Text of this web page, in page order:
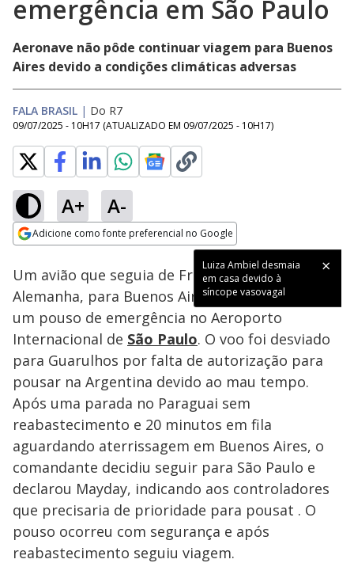
emergência em São Paulo
Aeronave não pôde continuar viagem para Buenos
Aires devido a condições climáticas adversas
FALA BRASIL | Do R7
09/07/2025 - 10H17 (ATUALIZADO EM 09/07/2025 - 10H17)
A+ A-
Adicione como fonte preferencial no Google
Luiza Ambiel desmaia
em casa devido à
síncope vasovagal
Ativar
100.00%
Um avião que seguia de Frankfurt, na
Alemanha, para Buenos Aires, na Argentina, fez
um pouso de emergência no Aeroporto
Internacional de São Paulo. O voo foi desviado
para Guarulhos por falta de autorização para
pousar na Argentina devido ao mau tempo.
Após uma parada no Paraguai sem
reabastecimento e 20 minutos em fila
aguardando aterrissagem em Buenos Aires, o
comandante decidiu seguir para São Paulo e
declarou Mayday, indicando aos controladores
que precisaria de prioridade para pousat . O
pouso ocorreu com segurança e após
reabastecimento seguiu viagem.